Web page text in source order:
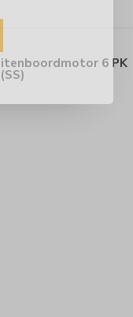
6 PK